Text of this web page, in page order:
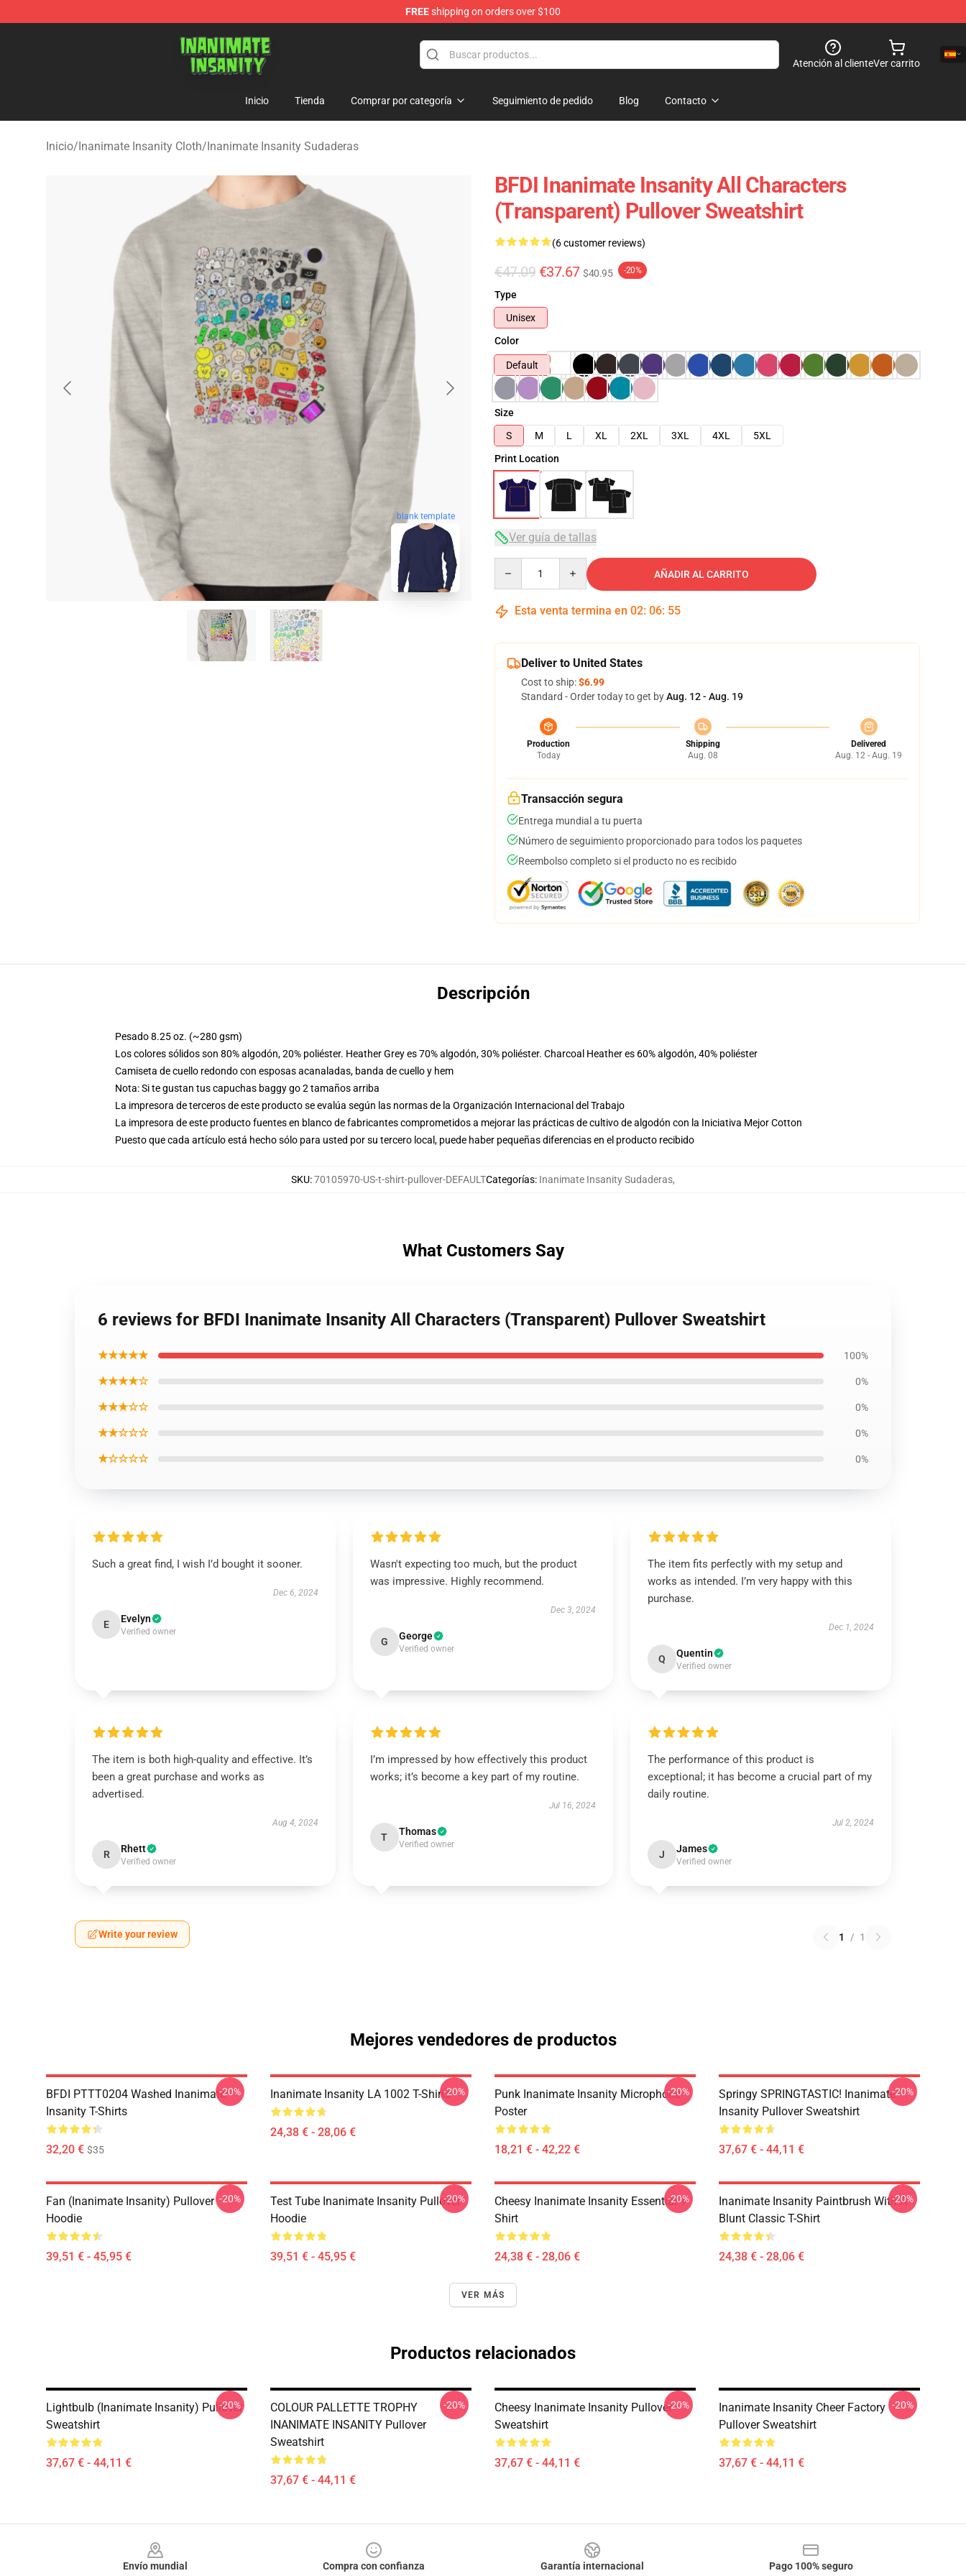
FREEshipping on orders over $100
Inanimate Insanity Store - Official Inanimate Insanity Merchandise Shop
Atención al clienteVer carrito
Inicio Tienda Comprar por categoría Seguimiento de pedido Blog Contacto
Inicio/Inanimate Insanity Cloth/Inanimate Insanity Sudaderas
blank template
BFDI Inanimate Insanity All Characters
(Transparent) Pullover Sweatshirt
(6 customer reviews)
€47.09 €37.67 $40.95 -20%
Type
Unisex
Color
Default
Size
S
M L XL 2XL 3XL 4XL
5XL
Print Location
Ver guía de tallas
AÑADIR AL CARRITO
Esta venta termina en 02: 06: 54
Deliver to United States
Cost to ship:$6.99
Standard - Order today to get byAug. 12 - Aug. 19
Production
Today
Shipping
Aug. 08
Delivered
Aug. 12 - Aug. 19
Transacción segura
Entrega mundial a tu puerta
Número de seguimiento proporcionado para todos los paquetes
Reembolso completo si el producto no es recibido
Descripción
Pesado 8.25 oz. (~280 gsm)
Los colores sólidos son 80% algodón, 20% poliéster. Heather Grey es 70% algodón, 30% poliéster. Charcoal Heather es 60% algodón, 40% poliéster
Camiseta de cuello redondo con esposas acanaladas, banda de cuello y hem
Nota: Si te gustan tus capuchas baggy go 2 tamaños arriba
La impresora de terceros de este producto se evalúa según las normas de la Organización Internacional del Trabajo
La impresora de este producto fuentes en blanco de fabricantes comprometidos a mejorar las prácticas de cultivo de algodón con la Iniciativa Mejor Cotton
Puesto que cada artículo está hecho sólo para usted por su tercero local, puede haber pequeñas diferencias en el producto recibido
SKU:70105970-US-t-shirt-pullover-DEFAULTCategorías: Inanimate Insanity Sudaderas,
What Customers Say
6 reviews for BFDI Inanimate Insanity All Characters (Transparent) Pullover Sweatshirt
★★★★★ 100%
★★★★☆ 0%
★★★☆☆ 0%
★★☆☆☆ 0%
★☆☆☆☆ 0%
Such a great find, I wish I’d bought it sooner.
Dec 6, 2024
E Evelyn
Verified owner
Wasn't expecting too much, but the product
was impressive. Highly recommend.
Dec 3, 2024
G George
Verified owner
The item fits perfectly with my setup and
works as intended. I’m very happy with this
purchase.
Dec 1, 2024
Q Quentin
Verified owner
The item is both high-quality and effective. It’s
been a great purchase and works as
advertised.
Aug 4, 2024
R Rhett
Verified owner
I’m impressed by how effectively this product
works; it’s become a key part of my routine.
Jul 16, 2024
T Thomas
Verified owner
The performance of this product is
exceptional; it has become a crucial part of my
daily routine.
Jul 2, 2024
J James
Verified owner
Write your review 1 / 1
Mejores vendedores de productos
BFDI PTTT0204 Washed Inanimate
Insanity T-Shirts
32,20 € $35
-20% Inanimate Insanity LA 1002 T-Shirts
24,38 € - 28,06 €
-20%
Punk Inanimate Insanity Microphone
Poster
18,21 € - 42,22 €
-20%
Springy SPRINGTASTIC! Inanimate
Insanity Pullover Sweatshirt
37,67 € - 44,11 €
-20%
Fan (Inanimate Insanity) Pullover
Hoodie
39,51 € - 45,95 €
-20%
Test Tube Inanimate Insanity Pullover
Hoodie
39,51 € - 45,95 €
-20%
Cheesy Inanimate Insanity Essential T-
Shirt
24,38 € - 28,06 €
-20%
Inanimate Insanity Paintbrush With A
Blunt Classic T-Shirt
24,38 € - 28,06 €
-20%
VER MÁS
Productos relacionados
Lightbulb (Inanimate Insanity) Pullover
Sweatshirt
37,67 € - 44,11 €
-20%
COLOUR PALLETTE TROPHY
INANIMATE INSANITY Pullover
Sweatshirt
37,67 € - 44,11 €
-20%
Cheesy Inanimate Insanity Pullover
Sweatshirt
37,67 € - 44,11 €
-20%
Inanimate Insanity Cheer Factory
Pullover Sweatshirt
37,67 € - 44,11 €
-20%
Envío mundial
Compra con confianza
Garantía internacional
Pago 100% seguro